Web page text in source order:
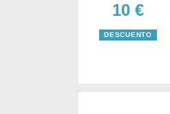
10 €
DESCUENTO